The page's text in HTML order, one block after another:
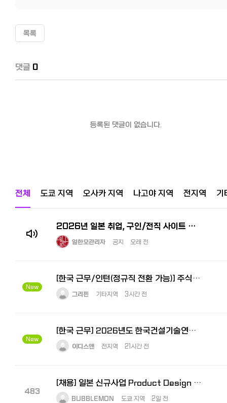
목록
댓글 0
등록된 댓글이 없습니다.
전체 도쿄 지역 오사카 지역 나고야 지역 전지역 기
2026년 일본 취업, 구인/전직 사이트 추천! 한국인 선배가 전수하는 꿀팁과 구직 시장
일한모관리자 공지 오래 전
New
[한국 근무/인턴(정규직 전환 가능)] 주식회사 그리핀 - 일본사업 지원 인턴
그리핀 기타지역 3시간 전
New
[한국 근무] 2026년도 한국건설기술연구원 2차 정규직 채용 공고
이디스앤 전지역 21시간 전
483
[채용] 일본 신규사업 Product Design Lead 모집｜도쿄 거주·일본어 가능자
BUBBLEMON 도쿄 지역 2일 전